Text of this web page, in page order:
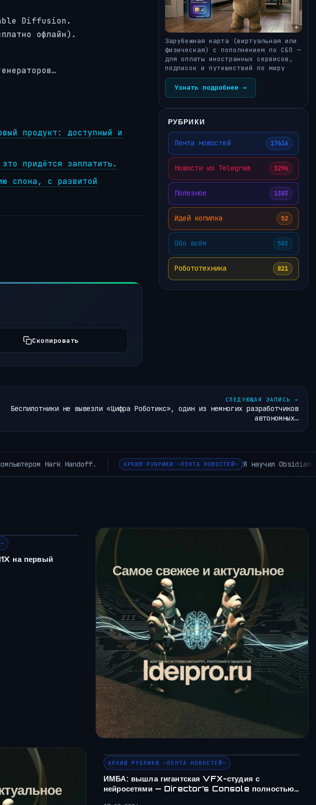
Diffusion.
офлайн).
продукт: доступный и
придётся заплатить.
слона, с развитой
Скопировать
Зарубежная карта (виртуальная или
физическая) с пополнением по СБП —
для оплаты иностранных сервисов,
подписок и путешествий по миру
Узнать подробнее →
РУБРИКИ
Лента новостей 17616
Новости из Telegram 3296
Полезное 1303
Идей копилка 52
Обо всём 503
Робототехника 821
СЛЕДУЮЩАЯ ЗАПИСЬ →
Беспилотники не вывезли «Цифра Роботикс», один из немногих разработчиков
автономных…
Я научил Obsidian искать по смыслу. Как устроен локальный семантический
на первый
АРХИВ РУБРИКИ ~ЛЕНТА НОВОСТЕЙ~
ИМБА: вышла гигантская VFX-студия с
нейросетями — Director’s Console полностью…